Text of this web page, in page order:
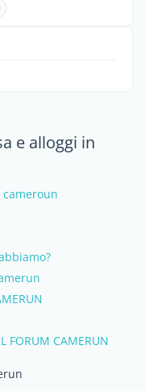
e alloggi in
FORUM CAMERUN